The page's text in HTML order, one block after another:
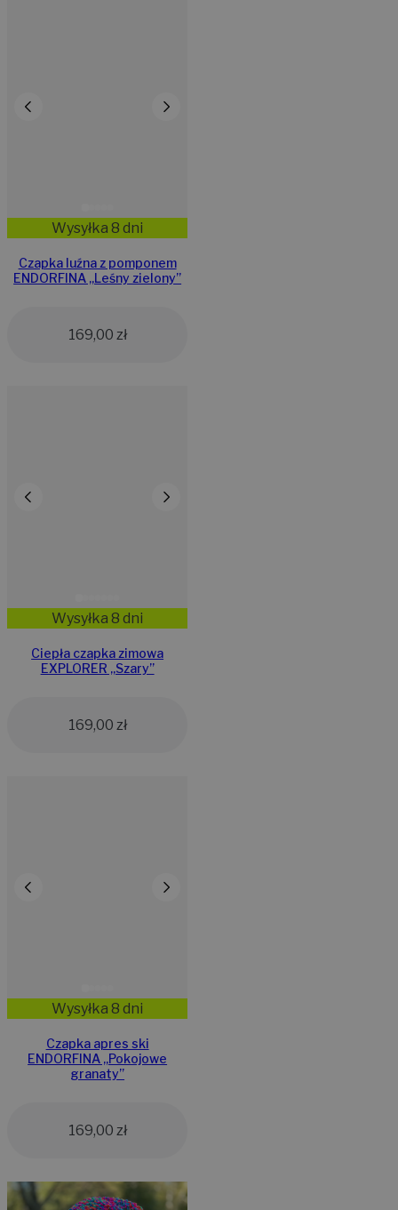
Wysyłka 8 dni
Czapka luźna z pomponem
ENDORFINA ,,Leśny zielony”
169,00 zł
Wysyłka 8 dni
Ciepła czapka zimowa
EXPLORER ,,Szary”
169,00 zł
Wysyłka 8 dni
Czapka apres ski
ENDORFINA ,,Pokojowe
granaty”
169,00 zł